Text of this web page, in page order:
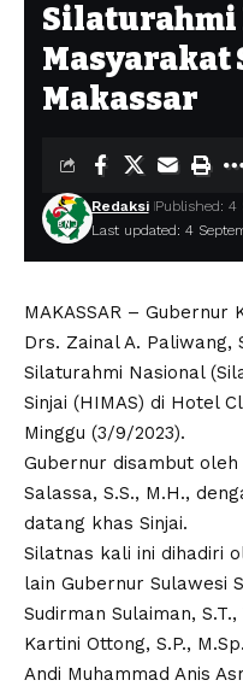
Silaturahmi
Masyarakat
Makassar
Last updated: 4
Redaksi Published: 4
MAKASSAR –
Drs. Zainal A. Paliwang,
Silaturahmi Nasional
Sinjai (HIMAS) di Hotel
Minggu (3/9/2023).
Gubernur disambut oleh
Salassa, S.S., M.H.,
datang khas Sinjai.
Silatnas kali ini dihadiri
lain Gubernur Sulawesi
Sudirman Sulaiman,
Kartini Ottong, S.P.,
Andi Muhammad Anis